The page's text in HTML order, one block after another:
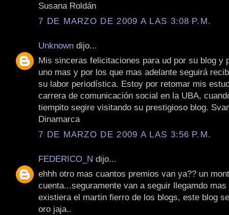
Susana Roldán
7 DE MARZO DE 2009 A LAS 3:08 P.M.
Unknown dijo...
Mis sinceras felicitaciones para ud por su blog y
uno mas y por los que mas adelante seguirá
su labor periodística. Estoy por retomar mis
carrera de comunicación social en la UBA,
tiempito segire visitando su prestigioso blog.
Dinamarca
7 DE MARZO DE 2009 A LAS 3:56 P.M.
FEDERICO_N dijo...
ehhh otro mas cuantos premios van ya?? un
cuenta...seguramente van a seguir llegamdo
existiera el martin fierro de los blogs, este blog
oro jaja..